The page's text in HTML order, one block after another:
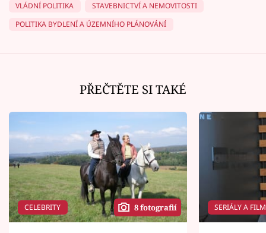
VLÁDNÍ POLITIKA
STAVEBNICTVÍ A NEMOVITOSTI
POLITIKA BYDLENÍ A ÚZEMNÍHO PLÁNOVÁNÍ
PŘEČTĚTE SI TAKÉ
CELEBRITY 8 fotografií SERIÁLY A